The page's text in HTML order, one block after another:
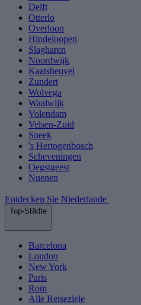
Delft
Otterlo
Overloon
Hindeloopen
Slagharen
Noordwijk
Kaatsheuvel
Zundert
Wolvega
Waalwijk
Volendam
Velsen-Zuid
Sneek
's Hertogenbosch
Scheveningen
Oegstgeest
Nuenen
Entdecken Sie Niederlande
Top-Städte
Barcelona
London
New York
Paris
Rom
Alle Reiseziele